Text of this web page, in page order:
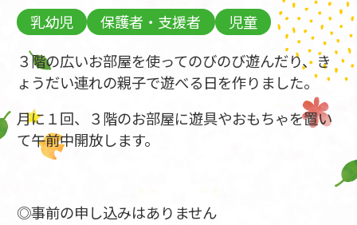
乳幼児 保護者・支援者
児童
３階の広いお部屋を使ってのびのび遊んだり、き
ょうだい連れの親子で遊べる日を作りました。
月に１回、３階のお部屋に遊具やおもちゃを置い
て午前中開放します。
◎事前の申し込みはありません